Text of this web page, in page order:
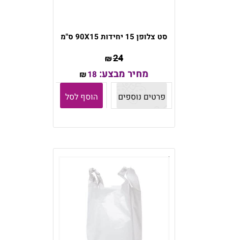
סט צלופן 15 יחידות 90X15 ס"מ
₪24
מחיר מבצע: ₪18
פרטים נוספים
הוסף לסל